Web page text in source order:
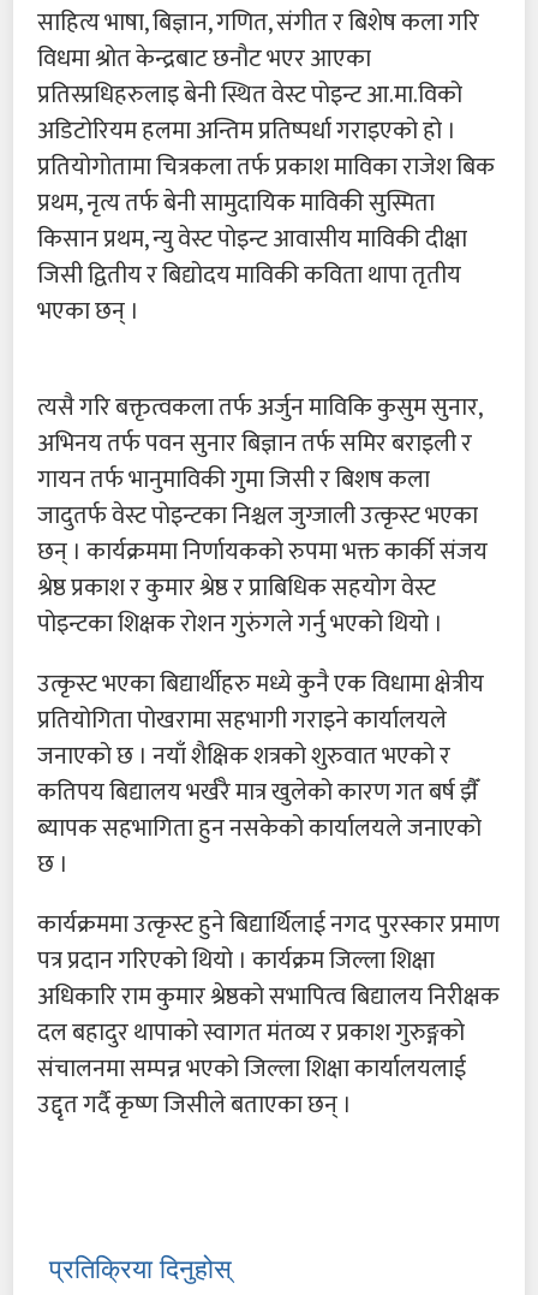
साहित्य भाषा, बिज्ञान, गणित, संगीत र बिशेष कला गरि
विधमा श्रोत केन्द्रबाट छनौट भएर आएका
प्रतिस्प्रधिहरुलाइ बेनी स्थित वेस्ट पोइन्ट आ.मा.विको
अडिटोरियम हलमा अन्तिम प्रतिष्पर्धा गराइएको हो ।
प्रतियोगोतामा चित्रकला तर्फ प्रकाश माविका राजेश बिक
प्रथम, नृत्य तर्फ बेनी सामुदायिक माविकी सुस्मिता
किसान प्रथम, न्यु वेस्ट पोइन्ट आवासीय माविकी दीक्षा
जिसी द्वितीय र बिद्योदय माविकी कविता थापा तृतीय
भएका छन् ।
त्यसै गरि बक्तृत्वकला तर्फ अर्जुन माविकि कुसुम सुनार,
अभिनय तर्फ पवन सुनार बिज्ञान तर्फ समिर बराइली र
गायन तर्फ भानुमाविकी गुमा जिसी र बिशष कला
जादुतर्फ वेस्ट पोइन्टका निश्चल जुग्जाली उत्कृस्ट भएका
छन् । कार्यक्रममा निर्णायकको रुपमा भक्त कार्की संजय
श्रेष्ठ प्रकाश र कुमार श्रेष्ठ र प्राबिधिक सहयोग वेस्ट
पोइन्टका शिक्षक रोशन गुरुंगले गर्नु भएको थियो ।
उत्कृस्ट भएका बिद्यार्थीहरु मध्ये कुनै एक विधामा क्षेत्रीय
प्रतियोगिता पोखरामा सहभागी गराइने कार्यालयले
जनाएको छ । नयाँ शैक्षिक शत्रको शुरुवात भएको र
कतिपय बिद्यालय भर्खरै मात्र खुलेको कारण गत बर्ष झैँ
ब्यापक सहभागिता हुन नसकेको कार्यालयले जनाएको
छ ।
कार्यक्रममा उत्कृस्ट हुने बिद्यार्थिलाई नगद पुरस्कार प्रमाण
पत्र प्रदान गरिएको थियो । कार्यक्रम जिल्ला शिक्षा
अधिकारि राम कुमार श्रेष्ठको सभापित्व बिद्यालय निरीक्षक
दल बहादुर थापाको स्वागत मंतव्य र प्रकाश गुरुङ्गको
संचालनमा सम्पन्न भएको जिल्ला शिक्षा कार्यालयलाई
उद्दृत गर्दै कृष्ण जिसीले बताएका छन् ।
प्रतिक्रिया दिनुहोस्